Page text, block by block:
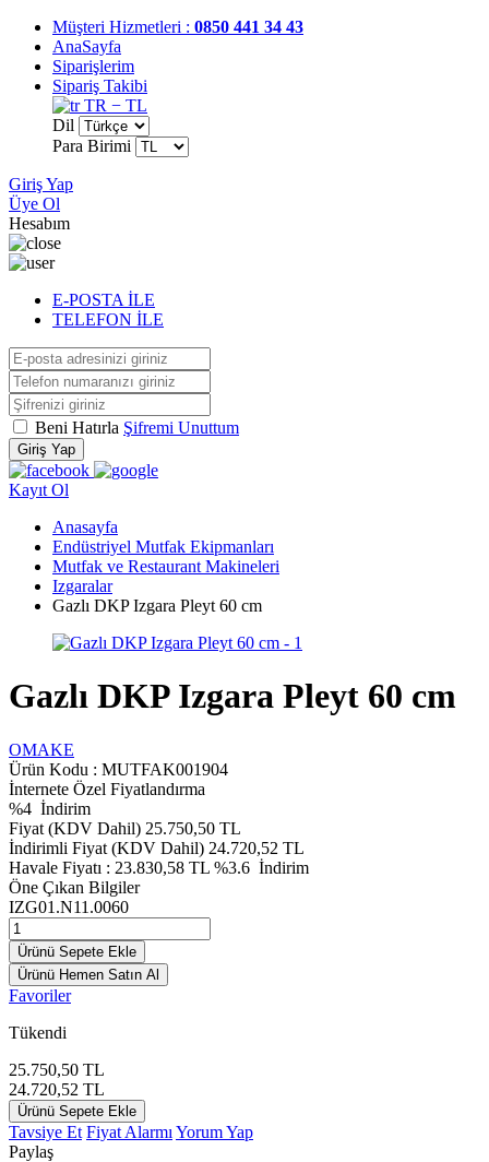
Müşteri Hizmetleri : 0850 441 34 43
AnaSayfa
Siparişlerim
Sipariş Takibi
TR − TL
Dil
Para Birimi
Giriş Yap
Üye Ol
Hesabım
E-POSTA İLE
TELEFON İLE
Beni Hatırla Şifremi Unuttum
Giriş Yap
Kayıt Ol
Anasayfa
Endüstriyel Mutfak Ekipmanları
Mutfak ve Restaurant Makineleri
Izgaralar
Gazlı DKP Izgara Pleyt 60 cm
Gazlı DKP Izgara Pleyt 60 cm
OMAKE
Ürün Kodu : MUTFAK001904
İnternete Özel Fiyatlandırma
%4 İndirim
Fiyat (KDV Dahil) 25.750,50 TL
İndirimli Fiyat (KDV Dahil) 24.720,52 TL
Havale Fiyatı : 23.830,58 TL %3.6 İndirim
Öne Çıkan Bilgiler
IZG01.N11.0060
Ürünü Sepete Ekle
Ürünü Hemen Satın Al
Favoriler
Tükendi
25.750,50 TL
24.720,52 TL
Ürünü Sepete Ekle
Tavsiye Et Fiyat Alarmı Yorum Yap
Paylaş